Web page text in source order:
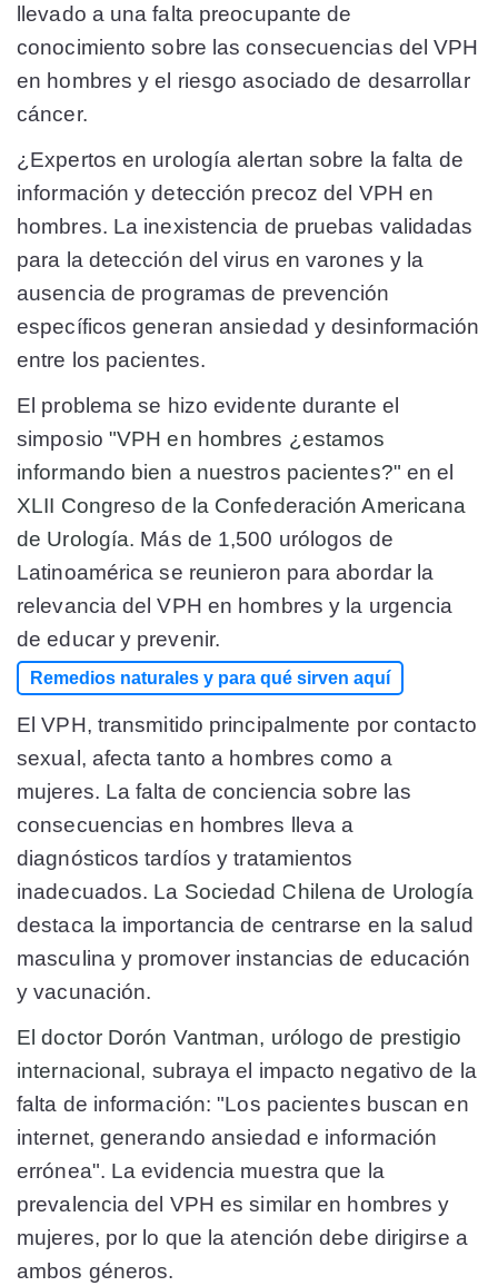
llevado a una falta preocupante de
conocimiento sobre las consecuencias del VPH
en hombres y el riesgo asociado de desarrollar
cáncer.
¿Expertos en urología alertan sobre la falta de
información y detección precoz del VPH en
hombres. La inexistencia de pruebas validadas
para la detección del virus en varones y la
ausencia de programas de prevención
específicos generan ansiedad y desinformación
entre los pacientes.
El problema se hizo evidente durante el
simposio "VPH en hombres ¿estamos
informando bien a nuestros pacientes?" en el
XLII Congreso de la Confederación Americana
de Urología. Más de 1,500 urólogos de
Latinoamérica se reunieron para abordar la
relevancia del VPH en hombres y la urgencia
de educar y prevenir.
Remedios naturales y para qué sirven aquí
El VPH, transmitido principalmente por contacto
sexual, afecta tanto a hombres como a
mujeres. La falta de conciencia sobre las
consecuencias en hombres lleva a
diagnósticos tardíos y tratamientos
inadecuados. La Sociedad Chilena de Urología
destaca la importancia de centrarse en la salud
masculina y promover instancias de educación
y vacunación.
El doctor Dorón Vantman, urólogo de prestigio
internacional, subraya el impacto negativo de la
falta de información: "Los pacientes buscan en
internet, generando ansiedad e información
errónea". La evidencia muestra que la
prevalencia del VPH es similar en hombres y
mujeres, por lo que la atención debe dirigirse a
ambos géneros.